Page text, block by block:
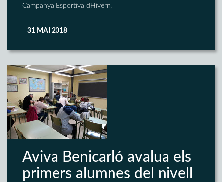
Campanya Esportiva dHivern.
31 MAI 2018
Aviva Benicarló avalua els
primers alumnes del nivell